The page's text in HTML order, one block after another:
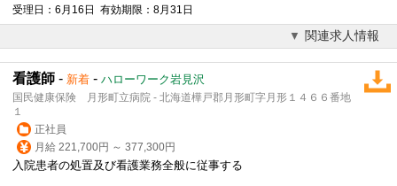
受理日：6月16日 有効期限：8月31日
関連求人情報
看護師 - 新着 - ハローワーク岩見沢
国民健康保険 月形町立病院 - 北海道樺戸郡月形町字月形１４６６番地
１
正社員
月給 221,700円 ～ 377,300円
入院患者の処置及び看護業務全般に従事する